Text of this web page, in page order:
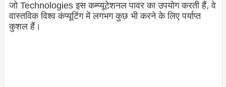
जो Technologies इस कम्प्यूटेशनल पावर का उपयोग करती हैं, वे
वास्तविक विश्व कंप्यूटिंग में लगभग कुछ भी करने के लिए पर्याप्त
कुशल हैं।